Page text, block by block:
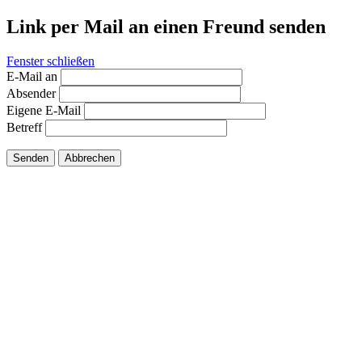
Link per Mail an einen Freund senden
Fenster schließen
E-Mail an
Absender
Eigene E-Mail
Betreff
Senden Abbrechen